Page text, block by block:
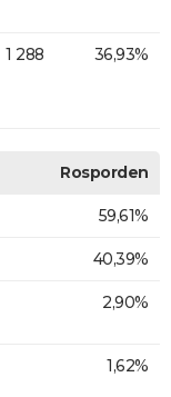
1 288 36,93%
Rosporden
59,61%
40,39%
2,90%
1,62%